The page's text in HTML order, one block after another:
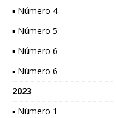
▪ Número 4
▪ Número 5
▪ Número 6
▪ Número 6
2023
▪ Número 1